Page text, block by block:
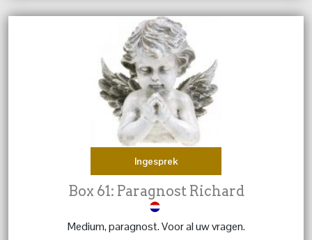
Ingesprek
Box 61: Paragnost Richard
Medium, paragnost. Voor al uw vragen.